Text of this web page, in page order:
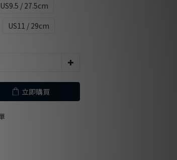
US9.5 / 27.5cm
US11 / 29cm
立即購買